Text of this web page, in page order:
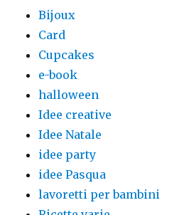
Bijoux
Card
Cupcakes
e-book
halloween
Idee creative
Idee Natale
idee party
idee Pasqua
lavoretti per bambini